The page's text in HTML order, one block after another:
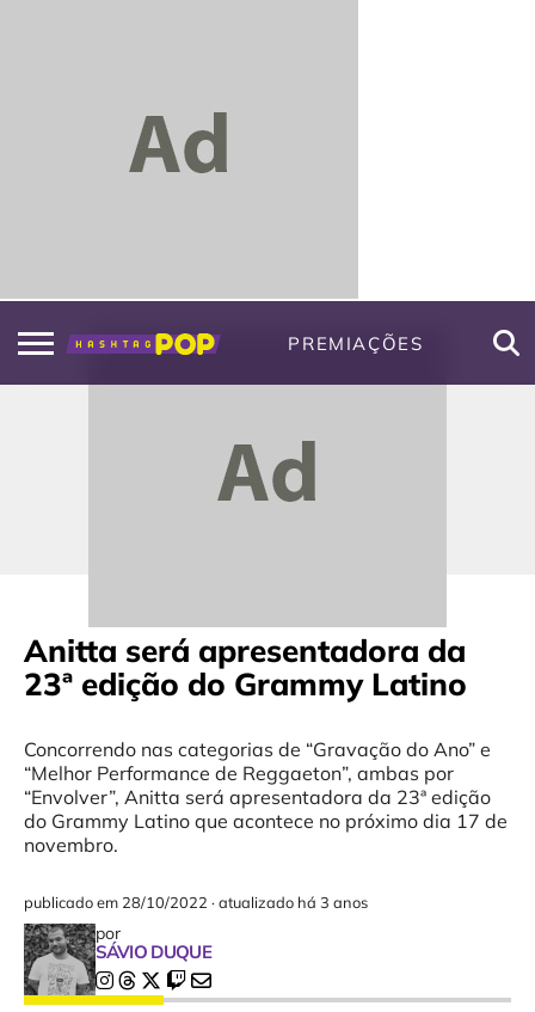
PREMIAÇÕES
Anitta será apresentadora da
23ª edição do Grammy Latino
Concorrendo nas categorias de “Gravação do Ano” e
“Melhor Performance de Reggaeton”, ambas por
“Envolver”, Anitta será apresentadora da 23ª edição
do Grammy Latino que acontece no próximo dia 17 de
novembro.
publicado em 28/10/2022 ·atualizado há 3 anos
por
SÁVIO DUQUE